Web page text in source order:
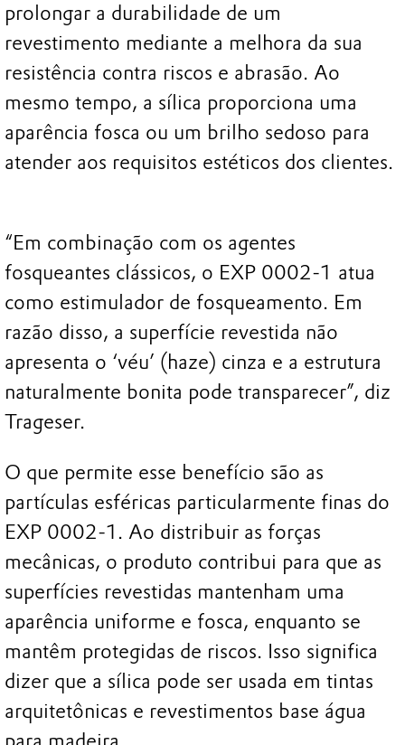
prolongar a durabilidade de um
revestimento mediante a melhora da sua
resistência contra riscos e abrasão. Ao
mesmo tempo, a sílica proporciona uma
aparência fosca ou um brilho sedoso para
atender aos requisitos estéticos dos clientes.
“Em combinação com os agentes
fosqueantes clássicos, o EXP 0002-1 atua
como estimulador de fosqueamento. Em
razão disso, a superfície revestida não
apresenta o ‘véu’ (haze) cinza e a estrutura
naturalmente bonita pode transparecer”, diz
Trageser.
O que permite esse benefício são as
partículas esféricas particularmente finas do
EXP 0002-1. Ao distribuir as forças
mecânicas, o produto contribui para que as
superfícies revestidas mantenham uma
aparência uniforme e fosca, enquanto se
mantêm protegidas de riscos. Isso significa
dizer que a sílica pode ser usada em tintas
arquitetônicas e revestimentos base água